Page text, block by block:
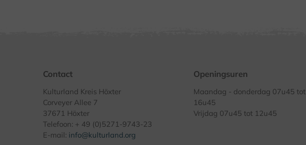
Contact
Kulturland Kreis Höxter
Corveyer Allee 7
37671 Höxter
Telefoon: + 49 (0)5271-9743-23
E-mail: info@kulturland.org
Openingsuren
Maandag - donderdag 07u45 tot
16u45
Vrijdag 07u45 tot 12u45